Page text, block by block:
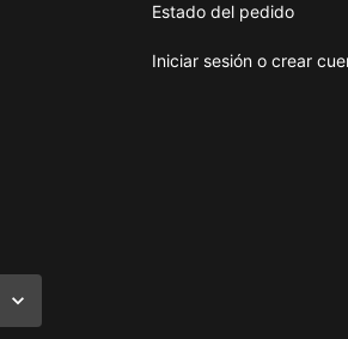
Estado del pedido
Iniciar sesión o crear